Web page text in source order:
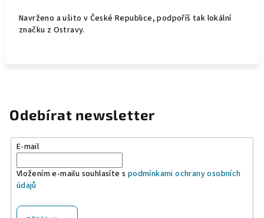
Navrženo a ušito v České Republice, podpoříš tak lokální
značku z Ostravy.
Odebírat newsletter
E-mail
Vložením e-mailu souhlasíte s podmínkami ochrany osobních
údajů